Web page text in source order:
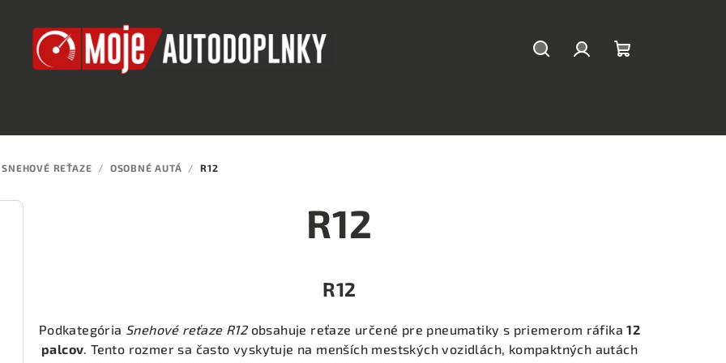
SNEHOVÉ REŤAZE / OSOBNÉ AUTÁ / R12
R12
R12
Podkategória Snehové reťaze R12obsahuje reťaze určené pre pneumatiky s priemerom ráfika12
palcov. Tento rozmer sa často vyskytuje na menších mestských vozidlách, kompaktných autách